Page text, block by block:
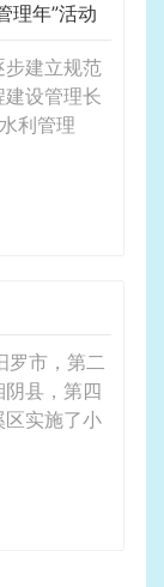
理年”活动
步建立规范
设管理长
利管理
罗市，第二
县，第四
区实施了小